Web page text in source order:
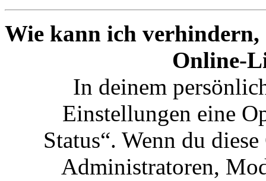
Wie kann ich verhindern,
Online-
In deinem
Einstellungen eine
Status“. Wenn du
Administratoren,